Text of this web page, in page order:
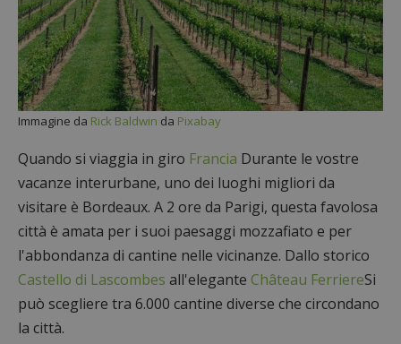
Immagine da Rick Baldwin da Pixabay
Quando si viaggia in giro Francia Durante le vostre
vacanze interurbane, uno dei luoghi migliori da
visitare è Bordeaux. A 2 ore da Parigi, questa favolosa
città è amata per i suoi paesaggi mozzafiato e per
l'abbondanza di cantine nelle vicinanze. Dallo storico
Castello di Lascombes all'elegante Château FerriereSi
può scegliere tra 6.000 cantine diverse che circondano
la città.